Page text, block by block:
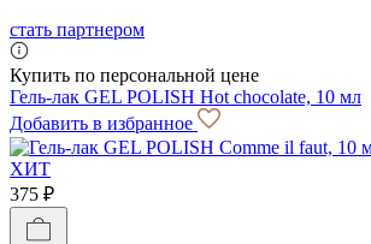
стать партнером
Купить по персональной цене
Гель-лак GEL POLISH Hot chocolate, 10 мл
Добавить в избранное
ХИТ
375 ₽